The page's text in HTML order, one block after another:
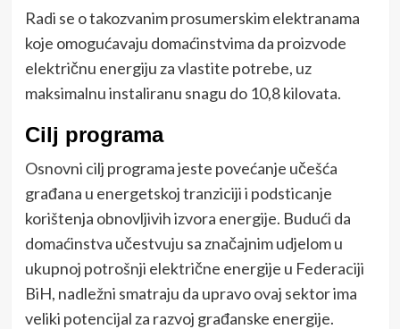
Radi se o takozvanim prosumerskim elektranama
koje omogućavaju domaćinstvima da proizvode
električnu energiju za vlastite potrebe, uz
maksimalnu instaliranu snagu do 10,8 kilovata.
Cilj programa
Osnovni cilj programa jeste povećanje učešća
građana u energetskoj tranziciji i podsticanje
korištenja obnovljivih izvora energije. Budući da
domaćinstva učestvuju sa značajnim udjelom u
ukupnoj potrošnji električne energije u Federaciji
BiH, nadležni smatraju da upravo ovaj sektor ima
veliki potencijal za razvoj građanske energije.